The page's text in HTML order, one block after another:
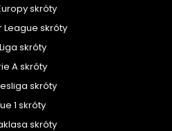
skróty
League skróty
skróty
A skróty
skróty
1 skróty
skróty